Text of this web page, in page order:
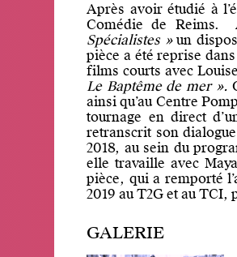
Après avoir étudié à
Comédie de Reims.
Spécialistes »un
pièce a été reprise
films courts avec
Le Baptême de mer ».
ainsi qu’au Centre
tournage en direct
retranscrit son
2018, au sein du
elle travaille avec
pièce, qui a remporté
2019 au T2G et au TCI,
GALERIE